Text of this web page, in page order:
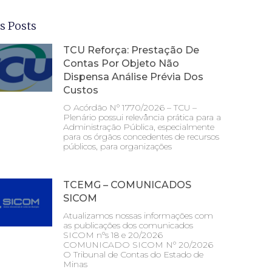
Posts
TCU Reforça: Prestação De
Contas Por Objeto Não
Dispensa Análise Prévia Dos
Custos
O Acórdão Nº 1770/2026 – TCU –
Plenário possui relevância prática para a
Administração Pública, especialmente
para os órgãos concedentes de recursos
públicos, para organizações
TCEMG – COMUNICADOS
SICOM
Atualizamos nossas informações com
as publicações dos comunicados
SICOM nºs 18 e 20/2026
COMUNICADO SICOM Nº 20/2026
O Tribunal de Contas do Estado de
Minas